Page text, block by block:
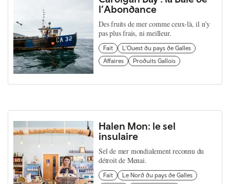
l’Abondance
Des fruits de mer comme ceux-là, il n’y
pas plus frais, ni meilleur.
Fait
L'Ouest du pays de Galles
Affaires
Produits Gallois
Halen Mon: le sel
insulaire
Sel de mer mondialement reconnu du
détroit de Menai.
Fait
Le Nord du pays de Galles